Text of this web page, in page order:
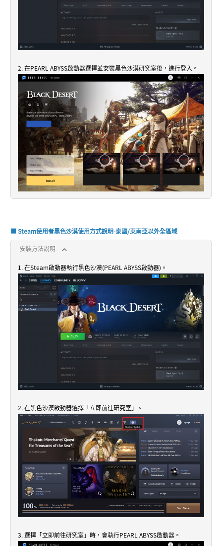
2. 在PEARL ABYSS啟動器選擇並安裝黑色沙漠研究室後，進行登入。
■ Steam使用者黑色沙漠使用方式說明-泰國/東南亞以外全區域
安裝方法說明
1. 在Steam啟動器執行黑色沙漠(PEARL ABYSS啟動器)。
2. 在黑色沙漠啟動器選擇「立即前往研究室」。
3. 選擇「立即前往研究室」時，會執行PEARL ABYSS啟動器。